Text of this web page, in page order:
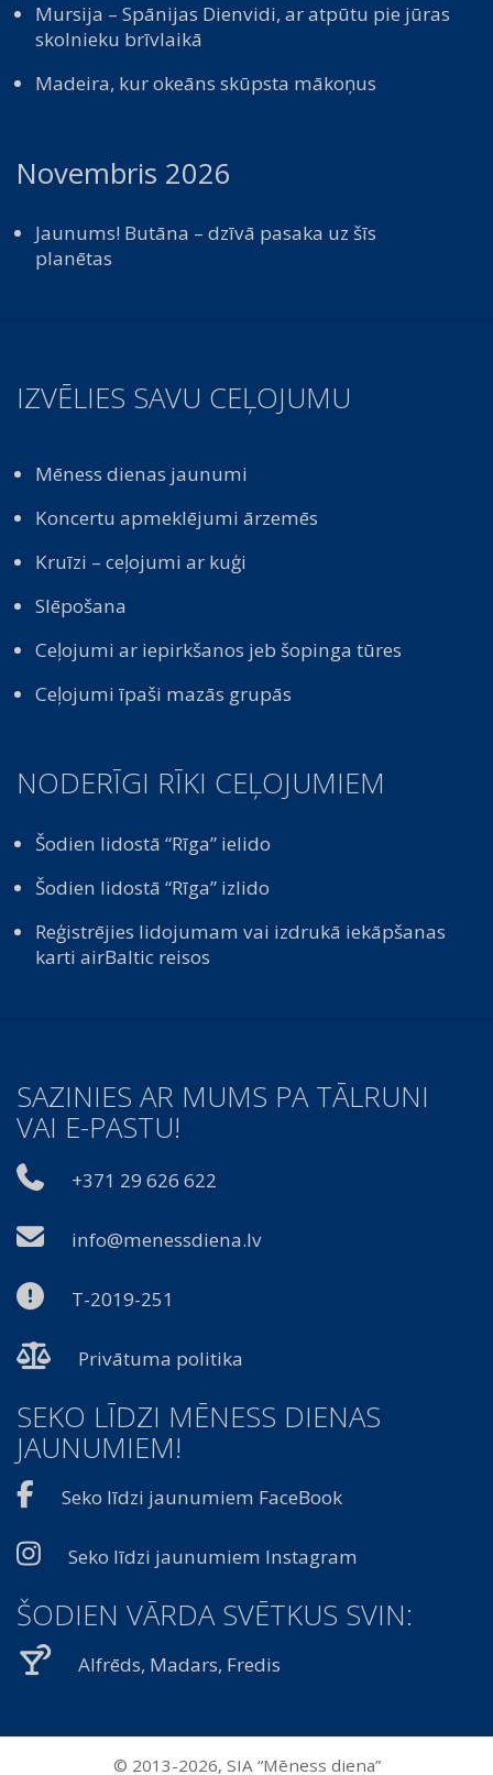
Mursija – Spānijas Dienvidi, ar atpūtu pie jūras
skolnieku brīvlaikā
Madeira, kur okeāns skūpsta mākoņus
Novembris 2026
Jaunums! Butāna – dzīvā pasaka uz šīs
planētas
IZVĒLIES SAVU CEĻOJUMU
Mēness dienas jaunumi
Koncertu apmeklējumi ārzemēs
Kruīzi – ceļojumi ar kuģi
Slēpošana
Ceļojumi ar iepirkšanos jeb šopinga tūres
Ceļojumi īpaši mazās grupās
NODERĪGI RĪKI CEĻOJUMIEM
Šodien lidostā “Rīga” ielido
Šodien lidostā “Rīga” izlido
Reģistrējies lidojumam vai izdrukā iekāpšanas
karti airBaltic reisos
SAZINIES AR MUMS PA TĀLRUNI
VAI E-PASTU!
+371 29 626 622
info@menessdiena.lv
T-2019-251
Privātuma politika
SEKO LĪDZI MĒNESS DIENAS
JAUNUMIEM!
Seko līdzi jaunumiem FaceBook
Seko līdzi jaunumiem Instagram
ŠODIEN VĀRDA SVĒTKUS SVIN:
Alfrēds, Madars, Fredis
© 2013-2026, SIA “Mēness diena”